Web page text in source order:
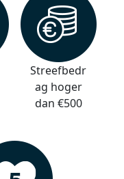
Streefbedr
ag hoger
dan €500